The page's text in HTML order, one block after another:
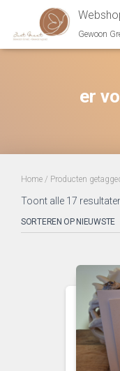
Gewoon
er
Home / Producten
Toont alle 17